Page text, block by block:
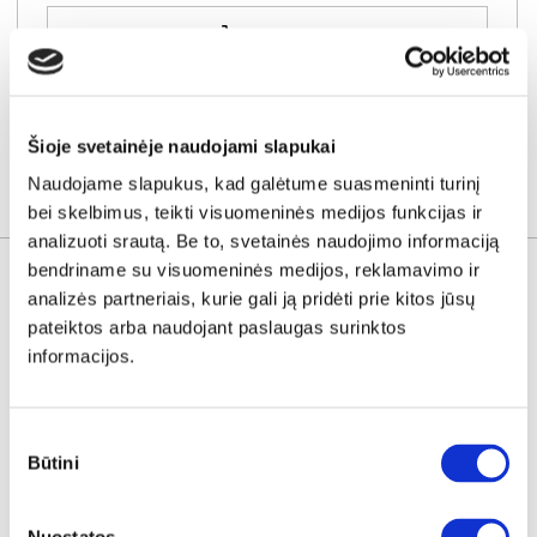
Šioje svetainėje naudojami slapukai
Naudojame slapukus, kad galėtume suasmeninti turinį
bei skelbimus, teikti visuomeninės medijos funkcijas ir
analizuoti srautą. Be to, svetainės naudojimo informaciją
bendriname su visuomeninės medijos, reklamavimo ir
analizės partneriais, kurie gali ją pridėti prie kitos jūsų
pateiktos arba naudojant paslaugas surinktos
informacijos.
pasirinkimas
Būtini
SUSIJUSIOS PREKĖS